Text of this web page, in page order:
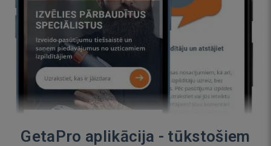
GetaPro aplikācija - tūkstošiem